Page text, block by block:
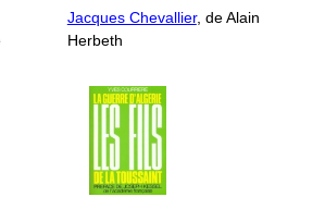
Jacques Chevallier, de Alain
Herbeth